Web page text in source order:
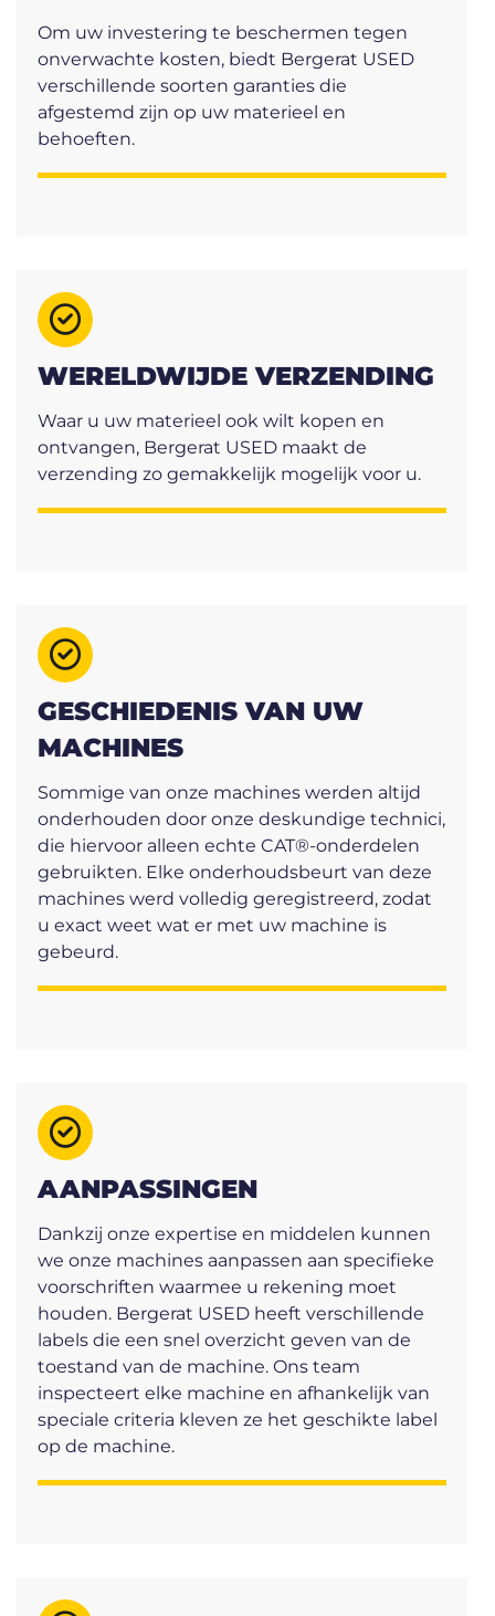
Om uw investering te beschermen tegen
onverwachte kosten, biedt Bergerat USED
verschillende soorten garanties die
afgestemd zijn op uw materieel en
behoeften.
WERELDWIJDE VERZENDING
Waar u uw materieel ook wilt kopen en
ontvangen, Bergerat USED maakt de
verzending zo gemakkelijk mogelijk voor u.
GESCHIEDENIS VAN UW
MACHINES
Sommige van onze machines werden altijd
onderhouden door onze deskundige technici,
die hiervoor alleen echte CAT®-onderdelen
gebruikten. Elke onderhoudsbeurt van deze
machines werd volledig geregistreerd, zodat
u exact weet wat er met uw machine is
gebeurd.
AANPASSINGEN
Dankzij onze expertise en middelen kunnen
we onze machines aanpassen aan specifieke
voorschriften waarmee u rekening moet
houden. Bergerat USED heeft verschillende
labels die een snel overzicht geven van de
toestand van de machine. Ons team
inspecteert elke machine en afhankelijk van
speciale criteria kleven ze het geschikte label
op de machine.